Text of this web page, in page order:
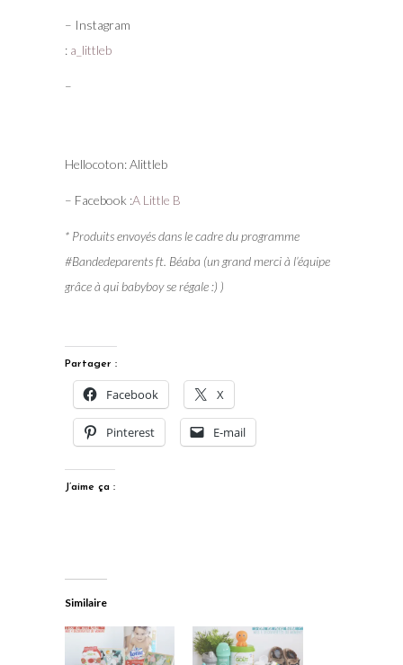
– Instagram
: a_littleb
–
Hellocoton: Alittleb
– Facebook :A Little B
* Produits envoyés dans le cadre du programme
#Bandedeparents ft. Béaba (un grand merci à l’équipe
grâce à qui babyboy se régale :) )
Partager :
Facebook X
Pinterest E-mail
J’aime ça :
Similaire